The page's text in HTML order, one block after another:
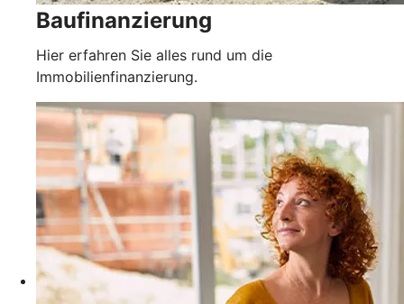
Baufinanzierung
Hier erfahren Sie alles rund um die
Immobilienfinanzierung.